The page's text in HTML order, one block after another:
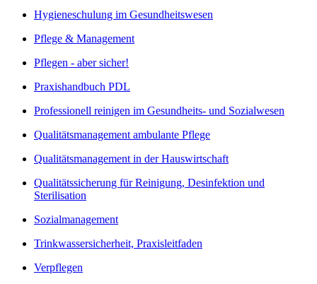
Hygieneschulung im Gesundheitswesen
Pflege & Management
Pflegen - aber sicher!
Praxishandbuch PDL
Professionell reinigen im Gesundheits- und Sozialwesen
Qualitätsmanagement ambulante Pflege
Qualitätsmanagement in der Hauswirtschaft
Qualitätssicherung für Reinigung, Desinfektion und
Sterilisation
Sozialmanagement
Trinkwassersicherheit, Praxisleitfaden
Verpflegen